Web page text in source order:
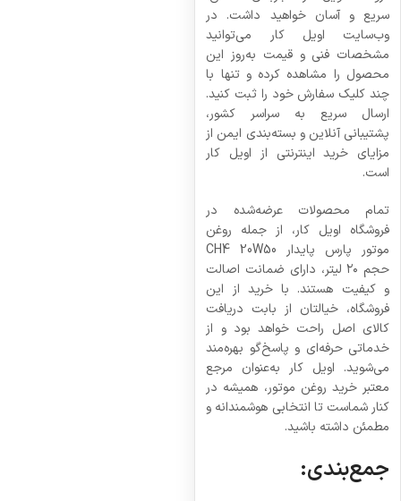
سریع و آسان خواهید داشت. در
وب‌سایت اویل کار می‌توانید
مشخصات فنی و قیمت به‌روز این
محصول را مشاهده کرده و تنها با
چند کلیک سفارش خود را ثبت کنید.
ارسال سریع به سراسر کشور،
پشتیبانی آنلاین و بسته‌بندی ایمن از
مزایای خرید اینترنتی از اویل کار
است.
تمام محصولات عرضه‌شده در
فروشگاه اویل کار، از جمله روغن
موتور پارس پایدار CH4 20W50
حجم ۲۰ لیتر، دارای ضمانت اصالت
و کیفیت هستند. با خرید از این
فروشگاه، خیالتان از بابت دریافت
کالای اصل راحت خواهد بود و از
خدماتی حرفه‌ای و پاسخ‌گو بهره‌مند
می‌شوید. اویل کار به‌عنوان مرجع
معتبر خرید روغن موتور، همیشه در
کنار شماست تا انتخابی هوشمندانه و
مطمئن داشته باشید.
جمع‌بندی: